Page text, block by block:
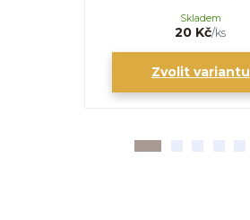
20 Kč/ks
Skladem
Zvolit variantu